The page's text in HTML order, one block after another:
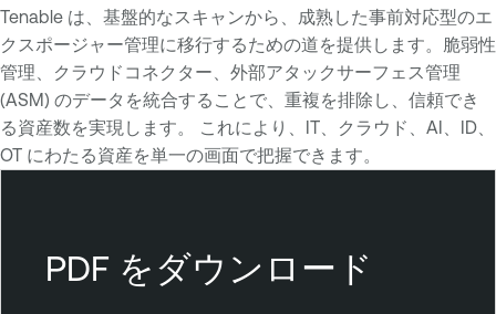
Tenable は、基盤的なスキャンから、成熟した事前対応型のエ
クスポージャー管理に移行するための道を提供します。脆弱性
管理、クラウドコネクター、外部アタックサーフェス管理
(ASM) のデータを統合することで、重複を排除し、信頼でき
る資産数を実現します。 これにより、IT、クラウド、AI、ID、
OT にわたる資産を単一の画面で把握できます。
n
aPDF をダウンロード